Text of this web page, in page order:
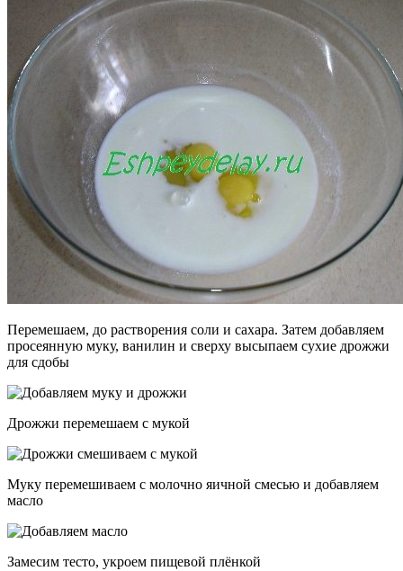
Перемешаем, до растворения соли и сахара. Затем добавляем
просеянную муку, ванилин и сверху высыпаем сухие дрожжи
для сдобы
Дрожжи перемешаем с мукой
Муку перемешиваем с молочно яичной смесью и добавляем
масло
Замесим тесто, укроем пищевой плёнкой